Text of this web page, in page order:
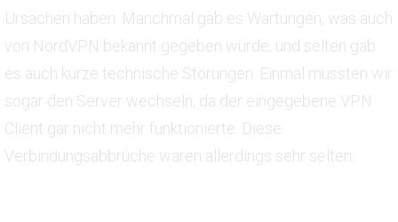
Ursachen haben. Manchmal gab es Wartungen, was auch
von NordVPN bekannt gegeben wurde, und selten gab
es auch kurze technische Störungen. Einmal mussten wir
sogar den Server wechseln, da der eingegebene VPN
Client gar nicht mehr funktionierte. Diese
Verbindungsabbrüche waren allerdings sehr selten.